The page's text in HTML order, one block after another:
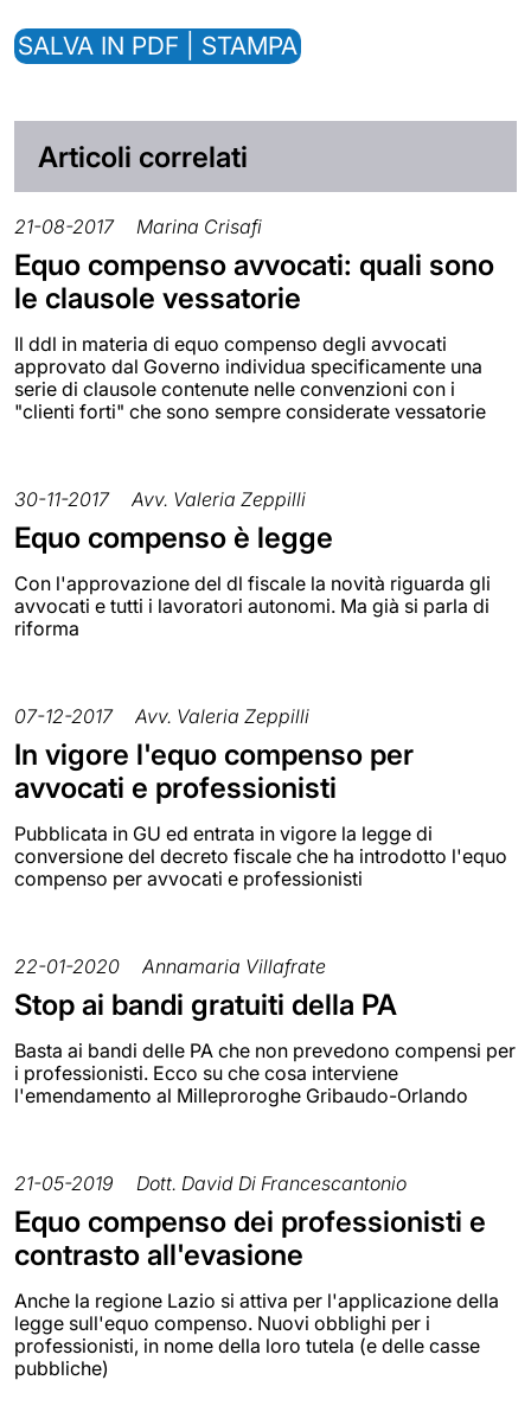
SALVA IN PDF | STAMPA
Articoli correlati
21-08-2017 Marina Crisafi
Equo compenso avvocati: quali sono
le clausole vessatorie
Il ddl in materia di equo compenso degli avvocati
approvato dal Governo individua specificamente una
serie di clausole contenute nelle convenzioni con i
"clienti forti" che sono sempre considerate vessatorie
30-11-2017 Avv. Valeria Zeppilli
Equo compenso è legge
Con l'approvazione del dl fiscale la novità riguarda gli
avvocati e tutti i lavoratori autonomi. Ma già si parla di
riforma
07-12-2017 Avv. Valeria Zeppilli
In vigore l'equo compenso per
avvocati e professionisti
Pubblicata in GU ed entrata in vigore la legge di
conversione del decreto fiscale che ha introdotto l'equo
compenso per avvocati e professionisti
22-01-2020 Annamaria Villafrate
Stop ai bandi gratuiti della PA
Basta ai bandi delle PA che non prevedono compensi per
i professionisti. Ecco su che cosa interviene
l'emendamento al Milleproroghe Gribaudo-Orlando
21-05-2019 Dott. David Di Francescantonio
Equo compenso dei professionisti e
contrasto all'evasione
Anche la regione Lazio si attiva per l'applicazione della
legge sull'equo compenso. Nuovi obblighi per i
professionisti, in nome della loro tutela (e delle casse
pubbliche)